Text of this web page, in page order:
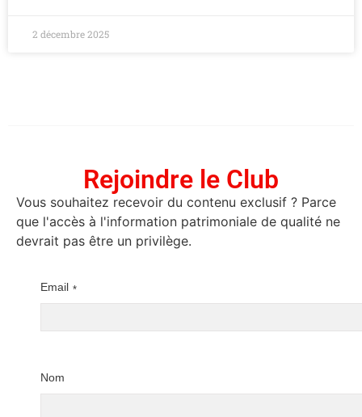
2 décembre 2025
Rejoindre le Club
Vous souhaitez recevoir du contenu exclusif ? Parce
que l'accès à l'information patrimoniale de qualité ne
devrait pas être un privilège.
Email *
Nom